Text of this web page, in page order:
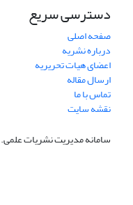
دسترسی سریع
صفحه اصلی
درباره نشریه
اعضای هیات تحریریه
ارسال مقاله
تماس با ما
نقشه سایت
سامانه مدیریت نشریات علمی.